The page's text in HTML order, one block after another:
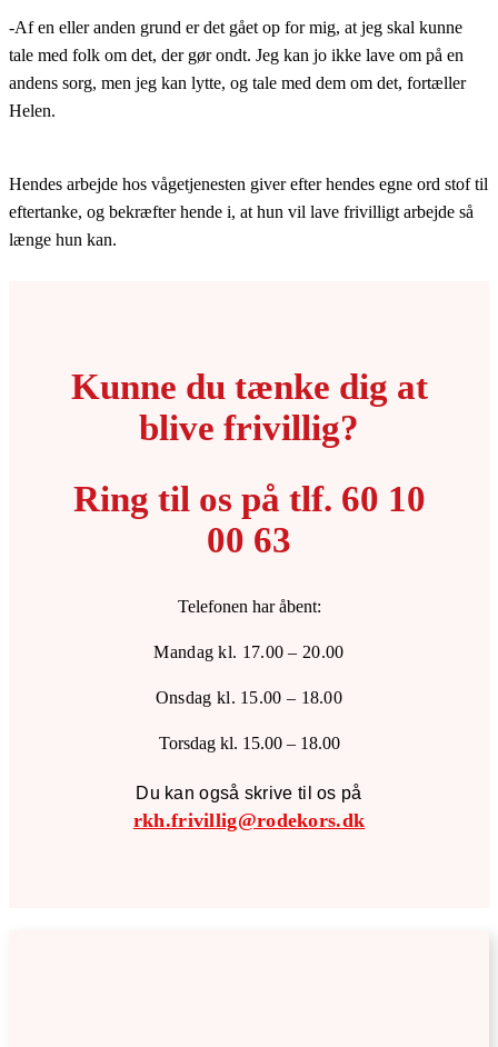
-Af en eller anden grund er det gået op for mig, at jeg skal kunne
tale med folk om det, der gør ondt. Jeg kan jo ikke lave om på en
andens sorg, men jeg kan lytte, og tale med dem om det, fortæller
Helen.
Hendes arbejde hos vågetjenesten giver efter hendes egne ord stof til
eftertanke, og bekræfter hende i, at hun vil lave frivilligt arbejde så
længe hun kan.
Kunne du tænke dig at
blive frivillig?
Ring til os på tlf. 60 10
00 63
Telefonen har åbent:
Mandag kl. 17.00 – 20.00
Onsdag kl. 15.00 – 18.00
Torsdag kl. 15.00 – 18.00
Du kan også skrive til os på
rkh.frivillig@rodekors.dk